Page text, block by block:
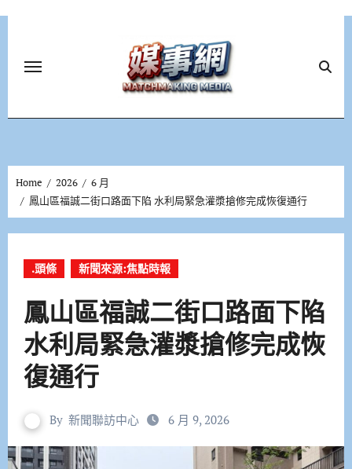
Home 2026
6 月
鳳山區福誠二街口路面下陷 水利局緊急灌漿搶修完成恢復通行
.頭條 新聞來源:焦點時報
鳳山區福誠二街口路面下陷
水利局緊急灌漿搶修完成恢
復通行
By 新聞聯訪中心 6 月 9, 2026